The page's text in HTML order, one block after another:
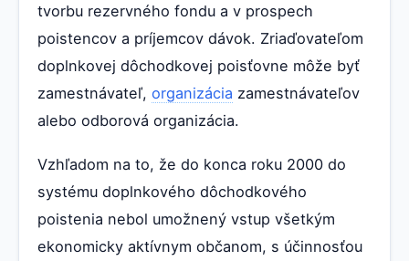
tvorbu rezervného fondu a v prospech
poistencov a príjemcov dávok. Zriaďovateľom
doplnkovej dôchodkovej poisťovne môže byť
zamestnávateľ, organizácia zamestnávateľov
alebo odborová organizácia.
Vzhľadom na to, že do konca roku 2000 do
systému doplnkového dôchodkového
poistenia nebol umožnený vstup všetkým
ekonomicky aktívnym občanom, s účinnosťou